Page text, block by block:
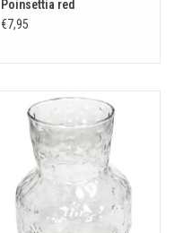
Poinsettia red
€7,95